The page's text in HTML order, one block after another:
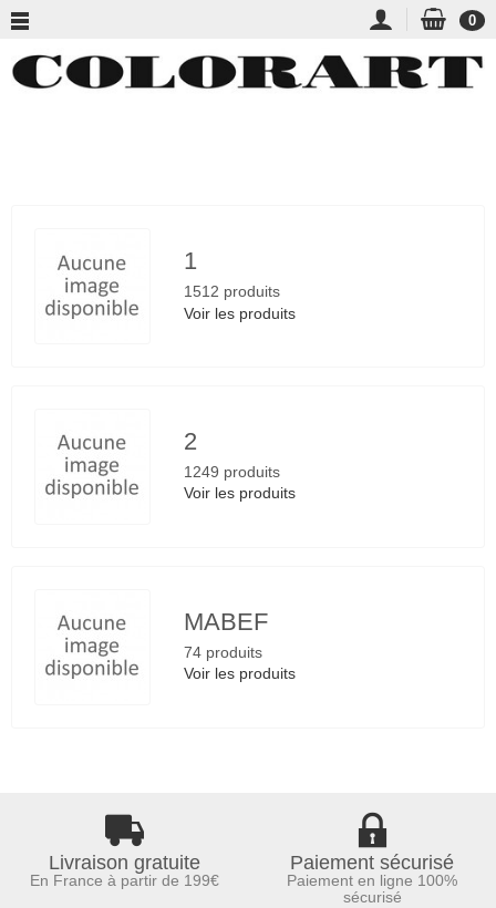
0
1
1512 produits
Voir les produits
2
1249 produits
Voir les produits
MABEF
74 produits
Voir les produits
Livraison gratuite
En France à partir de 199€
Paiement sécurisé
Paiement en ligne 100%
sécurisé